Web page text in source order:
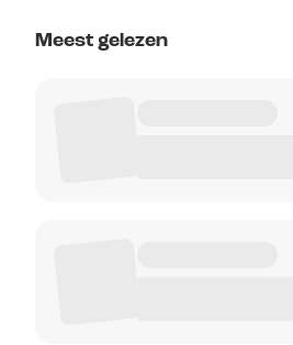
Meest gelezen